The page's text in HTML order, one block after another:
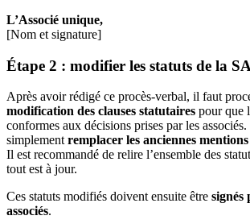
L’Associé unique,
[Nom et signature]
Étape 2 : modifier les statuts de la
Après avoir rédigé ce procès-verbal, il faut
modification des clauses statutaires pour que
conformes aux décisions prises par les
simplement remplacer les anciennes
Il est recommandé de relire l’ensemble des
tout est à jour.
Ces statuts modifiés doivent ensuite être signés
associés.